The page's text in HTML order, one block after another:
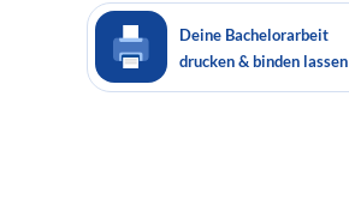
Deine Bachelorarbeit
drucken & binden lassen